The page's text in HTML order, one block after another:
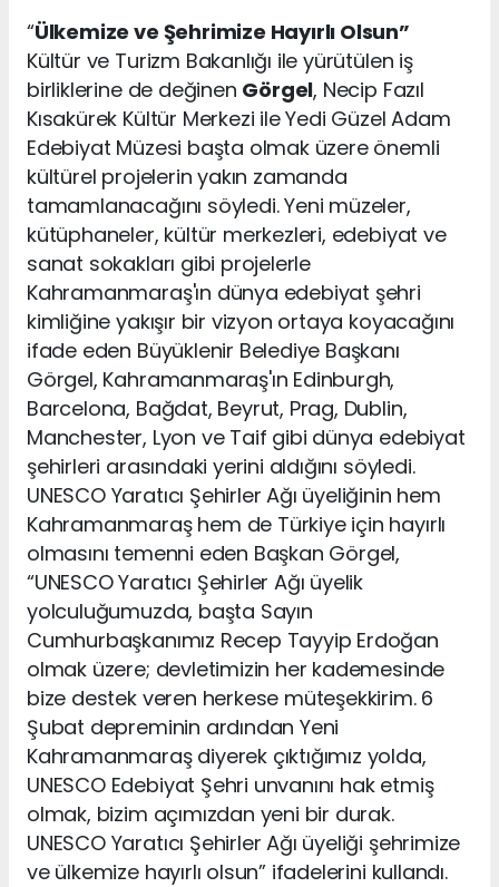
“Ülkemize ve Şehrimize Hayırlı Olsun”
Kültür ve Turizm Bakanlığı ile yürütülen iş
birliklerine de değinen Görgel, Necip Fazıl
Kısakürek Kültür Merkezi ile Yedi Güzel Adam
Edebiyat Müzesi başta olmak üzere önemli
kültürel projelerin yakın zamanda
tamamlanacağını söyledi. Yeni müzeler,
kütüphaneler, kültür merkezleri, edebiyat ve
sanat sokakları gibi projelerle
Kahramanmaraş'ın dünya edebiyat şehri
kimliğine yakışır bir vizyon ortaya koyacağını
ifade eden Büyüklenir Belediye Başkanı
Görgel, Kahramanmaraş'ın Edinburgh,
Barcelona, Bağdat, Beyrut, Prag, Dublin,
Manchester, Lyon ve Taif gibi dünya edebiyat
şehirleri arasındaki yerini aldığını söyledi.
UNESCO Yaratıcı Şehirler Ağı üyeliğinin hem
Kahramanmaraş hem de Türkiye için hayırlı
olmasını temenni eden Başkan Görgel,
“UNESCO Yaratıcı Şehirler Ağı üyelik
yolculuğumuzda, başta Sayın
Cumhurbaşkanımız Recep Tayyip Erdoğan
olmak üzere; devletimizin her kademesinde
bize destek veren herkese müteşekkirim. 6
Şubat depreminin ardından Yeni
Kahramanmaraş diyerek çıktığımız yolda,
UNESCO Edebiyat Şehri unvanını hak etmiş
olmak, bizim açımızdan yeni bir durak.
UNESCO Yaratıcı Şehirler Ağı üyeliği şehrimize
ve ülkemize hayırlı olsun” ifadelerini kullandı.